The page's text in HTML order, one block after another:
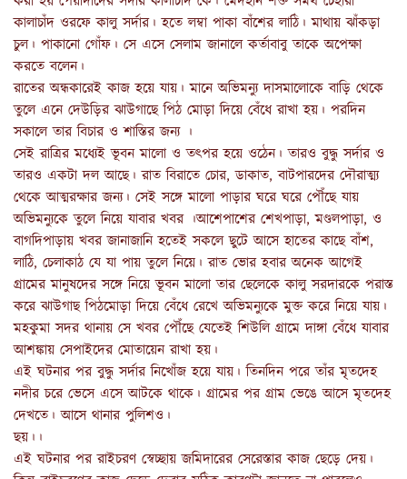
কালাচাঁদ ওরফে কালু সর্দার। হতে লম্বা পাকা বাঁশের লাঠি। মাথায় ঝাঁকড়া
চুল। পাকানো গোঁফ। সে এসে সেলাম জানালে কর্তাবাবু তাকে অপেক্ষা
করতে বলেন।
রাতের অন্ধকারেই কাজ হয়ে যায়। মানে অভিমন্যু দাসমালোকে বাড়ি থেকে
তুলে এনে দেউড়ির ঝাউগাছে পিঠ মোড়া দিয়ে বেঁধে রাখা হয়। পরদিন
সকালে তার বিচার ও শাস্তির জন্য ।
সেই রাত্রির মধ্যেই ভূবন মালো ও তৎপর হয়ে ওঠেন। তারও বুদ্ধু সর্দার ও
তারও একটা দল আছে। রাত বিরাতে চোর, ডাকাত, বাটপারদের দৌরাত্ম্য
থেকে আত্মরক্ষার জন্য। সেই সঙ্গে মালো পাড়ার ঘরে ঘরে পৌঁছে যায়
অভিমন্যুকে তুলে নিয়ে যাবার খবর ।আশেপাশের শেখপাড়া, মণ্ডলপাড়া, ও
বাগদিপাড়ায় খবর জানাজানি হতেই সকলে ছুটে আসে হাতের কাছে বাঁশ,
লাঠি, চেলাকাঠ যে যা পায় তুলে নিয়ে। রাত ভোর হবার অনেক আগেই
গ্রামের মানুষদের সঙ্গে নিয়ে ভূবন মালো তার ছেলেকে কালু সরদারকে পরাস্ত
করে ঝাউগাছ পিঠমোড়া দিয়ে বেঁধে রেখে অভিমন্যুকে মুক্ত করে নিয়ে যায়।
মহকুমা সদর থানায় সে খবর পৌঁছে যেতেই শিউলি গ্রামে দাঙ্গা বেঁধে যাবার
আশঙ্কায় সেপাইদের মোতায়েন রাখা হয়।
এই ঘটনার পর বুদ্ধু সর্দার নিখোঁজ হয়ে যায়। তিনদিন পরে তাঁর মৃতদেহ
নদীর চরে ভেসে এসে আটকে থাকে। গ্রামের পর গ্রাম ভেঙে আসে মৃতদেহ
দেখতে। আসে থানার পুলিশও।
ছয়।।
এই ঘটনার পর রাইচরণ স্বেচ্ছায় জমিদারের সেরেস্তার কাজ ছেড়ে দেয়।